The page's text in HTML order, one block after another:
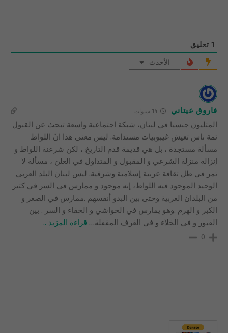
1 تعليق
الأحدث
فاروق عيتاني 14 سنوات
المثليون جنسيا في لبنان، شبكة اجتماعية واسعة تبحث عن القبول
ثمة ناس تعيش غيبوبيات مستدامة. ليس معنى هذا انّ اللواط
مسألة مستجدة ، بل هي قديمة قدم التاريخ ، لكن شرعنة اللواط و
إنزاله منزلة الشرعي و المقبول و المتداول في العلن ، مسألة لا
تمر في ظل ثقافة عربية إسلامية وشرقية. ليس لبنان البلد العربي
الوحيد الموجود فيه اللواط، إنه موجود و ممارس في السر في كثير
من البلدان العربية وحتى بين البدو أنفسهم .ممارس في الصغر و
الكبر و الهرم .وهو يمارس في الحواشي و الخفاء و السر . بين
القبور و في الخلاء و في الغرف المقفلة… قراءة المزيد ..
0